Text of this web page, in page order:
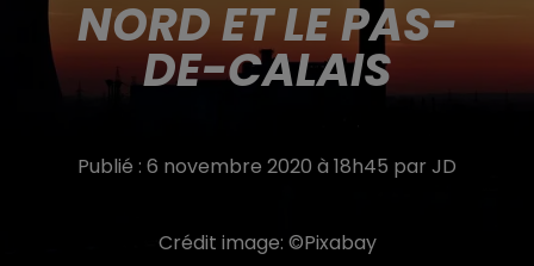
NORD ET LE PAS-
DE-CALAIS
Publié : 6 novembre 2020 à 18h45 par JD
Crédit image: ©Pixabay